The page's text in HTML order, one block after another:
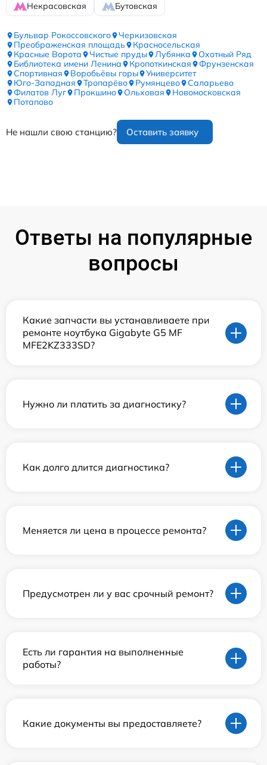
Некрасовская
Бутовская
Бульвар Рокоссовского
Черкизовская
Преображенская площадь
Красносельская
Красные Ворота
Чистые пруды Лубянка
Охотный Ряд
Библиотека имени Ленина
Кропоткинская
Фрунзенская
Спортивная
Воробьёвы горы
Университет
Юго-Западная
Тропарёво Румянцево
Саларьево
Филатов Луг
Прокшино Ольховая
Новомосковская
Потапово
Не нашли свою станцию? Оставить заявку
Ответы на популярные
вопросы
Какие запчасти вы устанавливаете при
ремонте ноутбука Gigabyte G5 MF
MFE2KZ333SD?
Нужно ли платить за диагностику?
Как долго длится диагностика?
Меняется ли цена в процессе ремонта?
Предусмотрен ли у вас срочный ремонт?
Есть ли гарантия на выполненные
работы?
Какие документы вы предоставляете?